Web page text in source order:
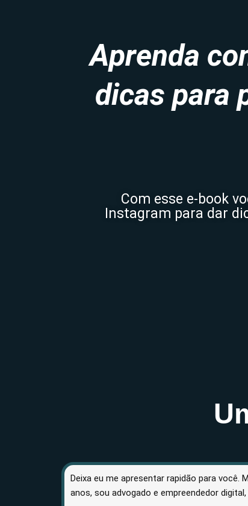
Aprenda
dicas para
Com esse e-book
Instagram para dar
Deixa eu me apresentar rapidão para você.
anos, sou advogado e empreendedor